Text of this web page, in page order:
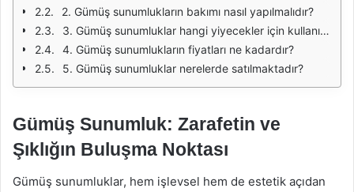
2. Gümüş sunumlukların bakımı nasıl yapılmalıdır?
3. Gümüş sunumluklar hangi yiyecekler için kullanılabilir?
4. Gümüş sunumlukların fiyatları ne kadardır?
5. Gümüş sunumluklar nerelerde satılmaktadır?
Gümüş Sunumluk: Zarafetin ve
Şıklığın Buluşma Noktası
Gümüş sunumluklar, hem işlevsel hem de estetik açıdan